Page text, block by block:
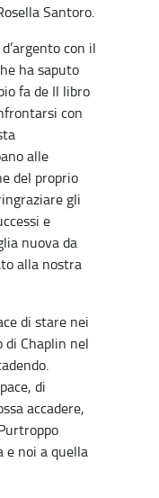
Santoro.
con il
ha saputo
fa de Il libro
con
alle
del proprio
gli
e
nuova da
alla nostra
di stare nei
Chaplin nel
di
accadere,
e noi a quella